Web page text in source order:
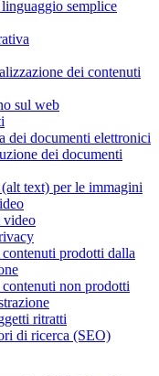
semplice
dei contenuti
sul web
dei documenti elettronici
dei documenti
text) per le immagini
video
prodotti dalla
non prodotti
ritratti
di ricerca (SEO)